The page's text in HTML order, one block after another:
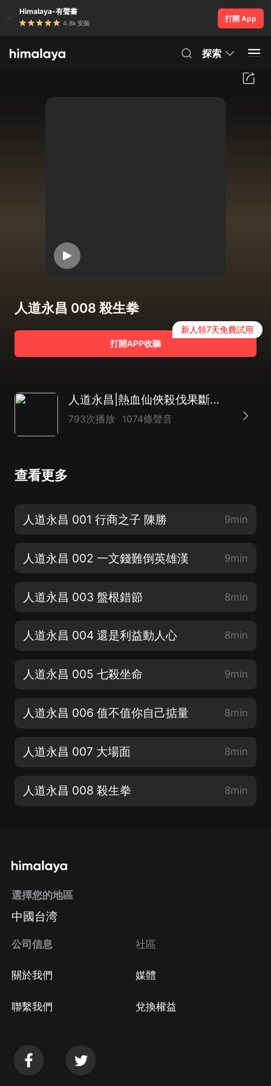
Himalaya-有聲書
4.8k 安裝
打開 App
探索
人道永昌 008 殺生拳
打開APP收聽
新人領7天免費試用
人道永昌|熱血仙俠殺伐果斷多人劇
793次播放 1074條聲音
查看更多
人道永昌 001 行商之子 陳勝 9min
人道永昌 002 一文錢難倒英雄漢 9min
人道永昌 003 盤根錯節 8min
人道永昌 004 還是利益動人心 8min
人道永昌 005 七殺坐命 9min
人道永昌 006 值不值你自己掂量 8min
人道永昌 007 大場面 8min
人道永昌 008 殺生拳 8min
選擇您的地區
中國台湾
公司信息
關於我們
聯繫我們
社區
媒體
兌換權益